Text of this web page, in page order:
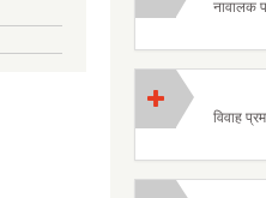
नावालक
विवाह